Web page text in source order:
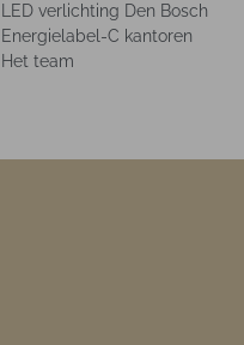
LED verlichting Den Bosch
Energielabel-C kantoren
Het team